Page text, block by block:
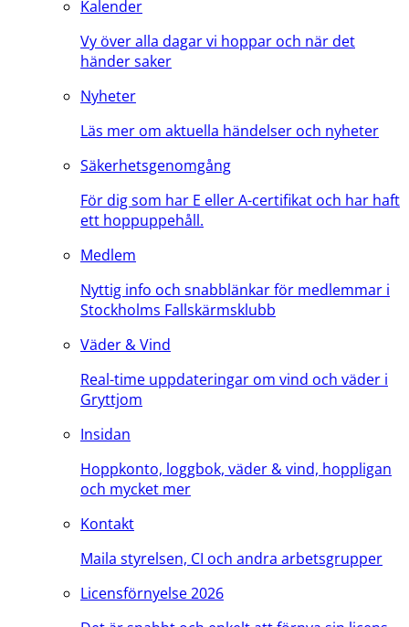
Kalender
Vy över alla dagar vi hoppar och när det
händer saker
Nyheter
Läs mer om aktuella händelser och nyheter
Säkerhetsgenomgång
För dig som har E eller A-certifikat och har haft
ett hoppuppehåll.
Medlem
Nyttig info och snabblänkar för medlemmar i
Stockholms Fallskärmsklubb
Väder & Vind
Real-time uppdateringar om vind och väder i
Gryttjom
Insidan
Hoppkonto, loggbok, väder & vind, hoppligan
och mycket mer
Kontakt
Maila styrelsen, CI och andra arbetsgrupper
Licensförnyelse 2026